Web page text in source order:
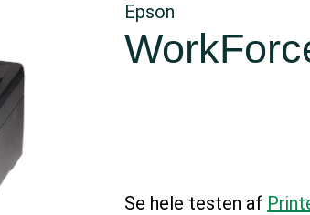
Epson
Se hele testen af